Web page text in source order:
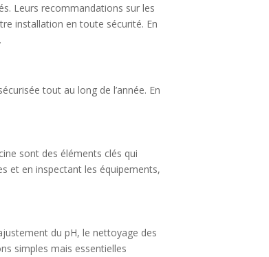
Leurs recommandations sur les
installation en toute sécurité. En
tout au long de l’année. En
sont des éléments clés qui
et en inspectant les équipements,
du pH, le nettoyage des
simples mais essentielles